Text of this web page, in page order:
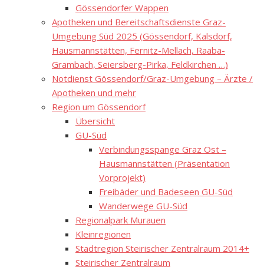
Gössendorfer Wappen
Apotheken und Bereitschaftsdienste Graz-
Umgebung Süd 2025 (Gössendorf, Kalsdorf,
Hausmannstätten, Fernitz-Mellach, Raaba-
Grambach, Seiersberg-Pirka, Feldkirchen …)
Notdienst Gössendorf/Graz-Umgebung – Ärzte /
Apotheken und mehr
Region um Gössendorf
Übersicht
GU-Süd
Verbindungsspange Graz Ost –
Hausmannstätten (Präsentation
Vorprojekt)
Freibäder und Badeseen GU-Süd
Wanderwege GU-Süd
Regionalpark Murauen
Kleinregionen
Stadtregion Steirischer Zentralraum 2014+
Steirischer Zentralraum